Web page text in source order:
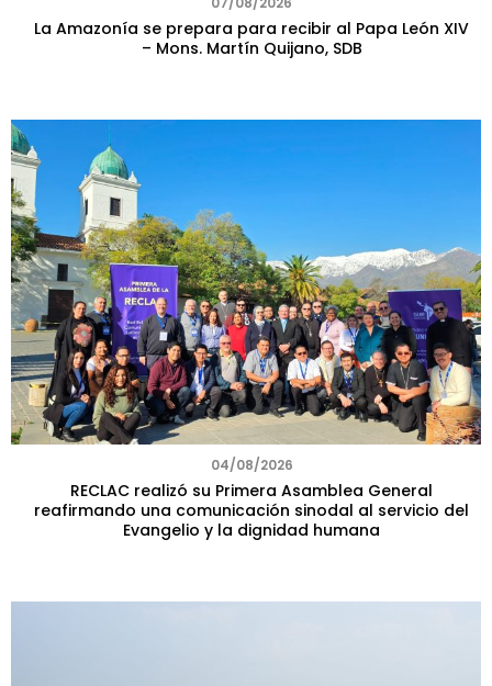
La Amazonía se prepara para recibir al Papa León XIV
– Mons. Martín Quijano, SDB
04/08/2026
RECLAC realizó su Primera Asamblea General
reafirmando una comunicación sinodal al servicio del
Evangelio y la dignidad humana